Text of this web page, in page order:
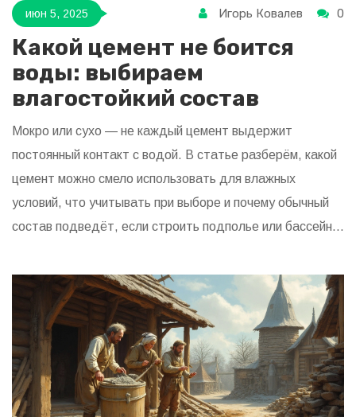
июн 5, 2025 Игорь Ковалев 0
Какой цемент не боится
воды: выбираем
влагостойкий состав
Мокро или сухо — не каждый цемент выдержит
постоянный контакт с водой. В статье разберём, какой
цемент можно смело использовать для влажных
условий, что учитывать при выборе и почему обычный
состав подведёт, если строить подполье или бассейн.
из практики строителей. Поможем разобраться без
сложных терминов, чтобы покупка и монтаж не стали
лотереей. Это материал для тех, кто не хочет ошибок
и переделок.